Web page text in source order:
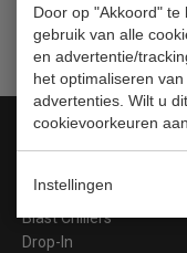
Door op "Akkoord"
gebruik van alle
en advertentie/
het optimaliseren
advertenties. Wilt u
cookievoorkeuren
Instellingen
Categorieën
Bakkerij Koelkasten
Blast Chillers
Drop-In